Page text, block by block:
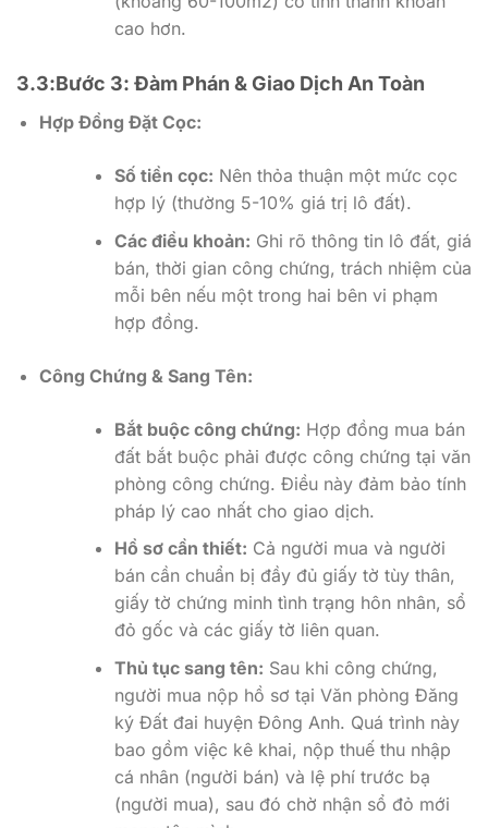
cao hơn.
3.3:Bước 3: Đàm Phán & Giao Dịch An Toàn
Hợp Đồng Đặt Cọc:
Số tiền cọc: Nên thỏa thuận một mức cọc
hợp lý (thường 5-10% giá trị lô đất).
Các điều khoản: Ghi rõ thông tin lô đất, giá
bán, thời gian công chứng, trách nhiệm của
mỗi bên nếu một trong hai bên vi phạm
hợp đồng.
Công Chứng & Sang Tên:
Bắt buộc công chứng: Hợp đồng mua bán
đất bắt buộc phải được công chứng tại văn
phòng công chứng. Điều này đảm bảo tính
pháp lý cao nhất cho giao dịch.
Hồ sơ cần thiết: Cả người mua và người
bán cần chuẩn bị đầy đủ giấy tờ tùy thân,
giấy tờ chứng minh tình trạng hôn nhân, sổ
đỏ gốc và các giấy tờ liên quan.
Thủ tục sang tên: Sau khi công chứng,
người mua nộp hồ sơ tại Văn phòng Đăng
ký Đất đai huyện Đông Anh. Quá trình này
bao gồm việc kê khai, nộp thuế thu nhập
cá nhân (người bán) và lệ phí trước bạ
(người mua), sau đó chờ nhận sổ đỏ mới